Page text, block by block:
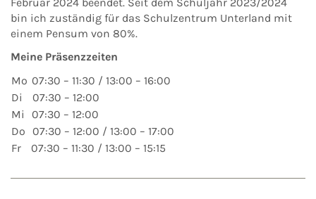
bin ich zuständig für das Schulzentrum Unterland mit
einem Pensum von 80%.
Meine Präsenzzeiten
Mo 07:30 – 11:30 / 13:00 – 16:00
Di
07:30 – 12:00
Mi
07:30 – 12:00
Do 07:30 – 12:00 / 13:00 – 17:00
Fr
07:30 – 11:30 / 13:00 – 15:15